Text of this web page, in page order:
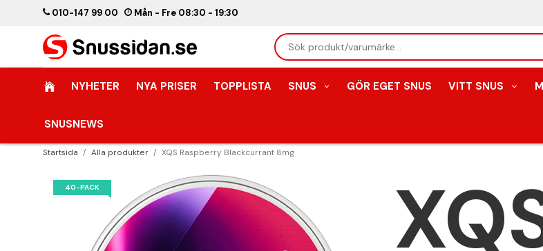
010-147 99 00 Mån - Fre 08:30 - 19:30
NYHETER NYA PRISER TOPPLISTA SNUS GÖR EGET SNUS VITT SNUS
SNUSNEWS
Startsida / Alla produkter / XQS Raspberry Blackcurrant 8mg
40-PACK